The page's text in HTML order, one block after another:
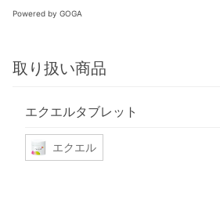
Powered by GOGA
取り扱い商品
エクエルタブレット
エクエル